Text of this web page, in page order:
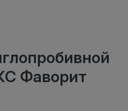
Фаворит